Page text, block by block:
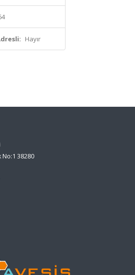
Hayır
38280